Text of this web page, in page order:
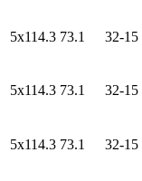
5x114.3 73.1 32-15
5x114.3 73.1 32-15
5x114.3 73.1 32-15